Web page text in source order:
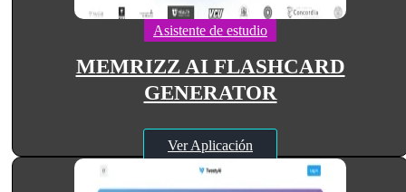
Asistente de estudio
MEMRIZZ AI FLASHCARD
GENERATOR
Ver Aplicación